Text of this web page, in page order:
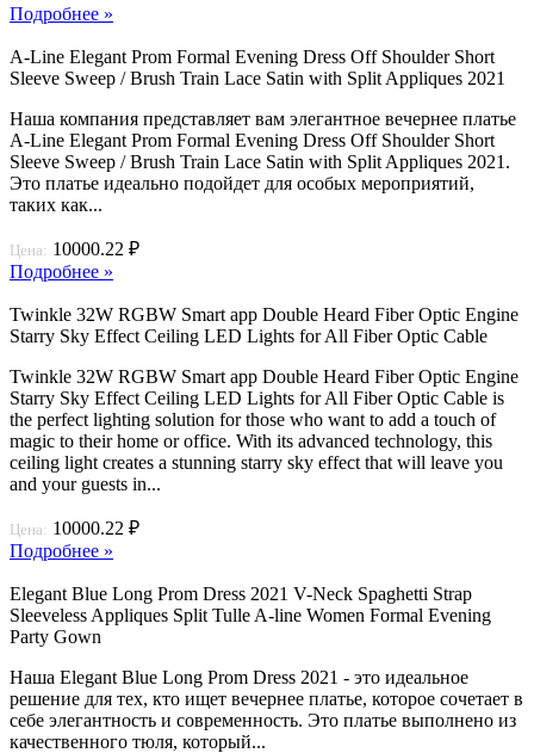
Подробнее »
A-Line Elegant Prom Formal Evening Dress Off Shoulder Short
Sleeve Sweep / Brush Train Lace Satin with Split Appliques 2021
Наша компания представляет вам элегантное вечернее платье
A-Line Elegant Prom Formal Evening Dress Off Shoulder Short
Sleeve Sweep / Brush Train Lace Satin with Split Appliques 2021.
Это платье идеально подойдет для особых мероприятий,
таких как...
Цена: 10000.22 ₽
Подробнее »
Twinkle 32W RGBW Smart app Double Heard Fiber Optic Engine
Starry Sky Effect Ceiling LED Lights for All Fiber Optic Cable
Twinkle 32W RGBW Smart app Double Heard Fiber Optic Engine
Starry Sky Effect Ceiling LED Lights for All Fiber Optic Cable is
the perfect lighting solution for those who want to add a touch of
magic to their home or office. With its advanced technology, this
ceiling light creates a stunning starry sky effect that will leave you
and your guests in...
Цена: 10000.22 ₽
Подробнее »
Elegant Blue Long Prom Dress 2021 V-Neck Spaghetti Strap
Sleeveless Appliques Split Tulle A-line Women Formal Evening
Party Gown
Наша Elegant Blue Long Prom Dress 2021 - это идеальное
решение для тех, кто ищет вечернее платье, которое сочетает в
себе элегантность и современность. Это платье выполнено из
качественного тюля, который...